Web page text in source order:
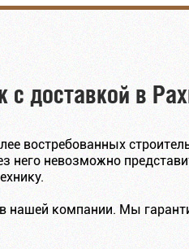
с доставкой в
востребованных
него невозможно
нашей компании. Мы